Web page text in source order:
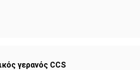
γερανός CCS